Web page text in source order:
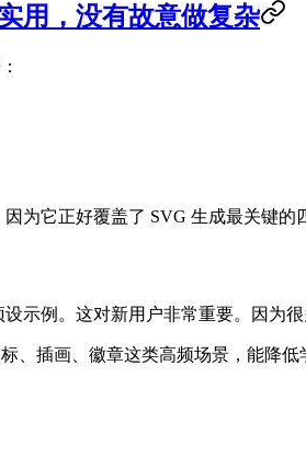
用，没有故意做复杂
为它正好覆盖了 SVG 生成最关键的
示例。这对新用户非常重要。因为
、插画、徽章这类高频场景，能降低